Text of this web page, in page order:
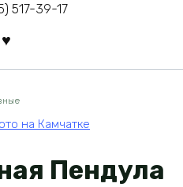
517-39-17
Пендула